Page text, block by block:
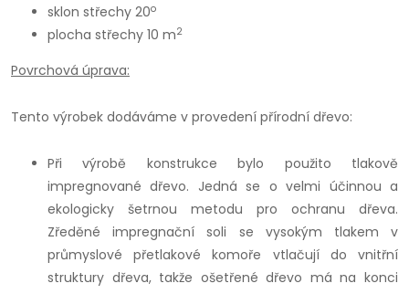
sklon střechy 20o
plocha střechy 10 m2
Povrchová úprava:
Tento výrobek dodáváme v provedení přírodní dřevo:
Při výrobě konstrukce bylo použito tlakově
impregnované dřevo. Jedná se o velmi účinnou a
ekologicky šetrnou metodu pro ochranu dřeva.
Zředěné impregnační soli se vysokým tlakem v
průmyslové přetlakové komoře vtlačují do vnitřní
struktury dřeva, takže ošetřené dřevo má na konci